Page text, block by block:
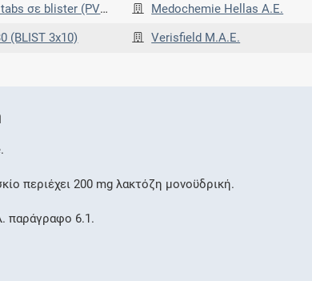
(PVC/PVDC-Alu) Medochemie Hellas Α.Ε.
(BLIST 3x10) Verisfield Μ.Α.Ε.
περιέχει 200 mg λακτόζη μονοϋδρική.
παράγραφο 6.1.